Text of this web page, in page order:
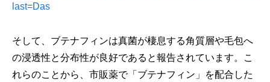
last=Das
そして、ブテナフィンは真菌が棲息する角質層や毛包へ
の浸透性と分布性が良好であると報告されています。こ
れらのことから、市販薬で「ブテナフィン」を配合した